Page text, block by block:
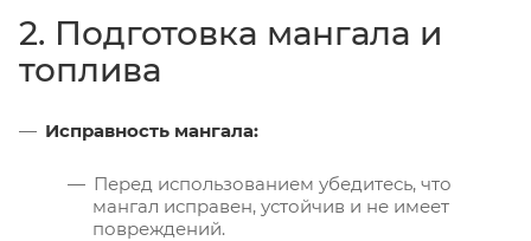
2. Подготовка мангала и
топлива
Исправность мангала:
Перед использованием убедитесь, что
мангал исправен, устойчив и не имеет
повреждений.